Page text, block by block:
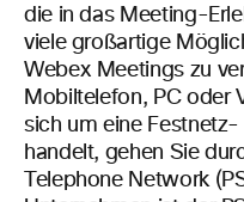
die in das Meeting-
viele großartige
Webex Meetings zu
Mobiltelefon, PC oder
sich um eine
handelt, gehen Sie
Telephone Network